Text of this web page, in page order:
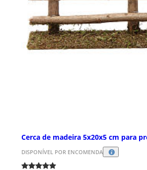
Cerca de madeira 5x20x5 cm para
DISPONÍVEL POR ENCOMENDA